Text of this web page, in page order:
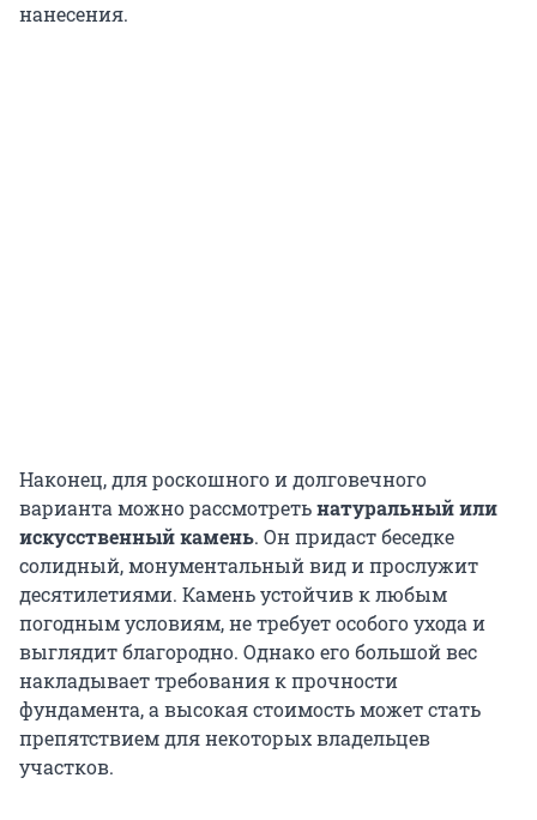
нанесения.
Наконец, для роскошного и долговечного
варианта можно рассмотретьнатуральный или
искусственный камень. Он придаст беседке
солидный, монументальный вид и прослужит
десятилетиями. Камень устойчив к любым
погодным условиям, не требует особого ухода и
выглядит благородно. Однако его большой вес
накладывает требования к прочности
фундамента, а высокая стоимость может стать
препятствием для некоторых владельцев
участков.